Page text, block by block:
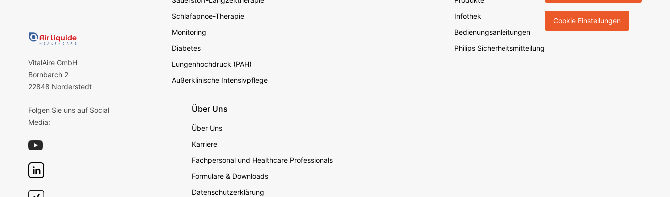
VitalAire GmbH
Bornbarch 2
22848 Norderstedt
Folgen Sie uns auf Social
Media:
Schlafapnoe-Therapie
Monitoring
Diabetes
Lungenhochdruck (PAH)
Außerklinische Intensivpflege
Infothek
Bedienungsanleitungen
Philips Sicherheitsmitteilung
Über Uns
Über Uns
Karriere
Fachpersonal und Healthcare Professionals
Formulare & Downloads
Datenschutzerklärung
Cookie Einstellungen